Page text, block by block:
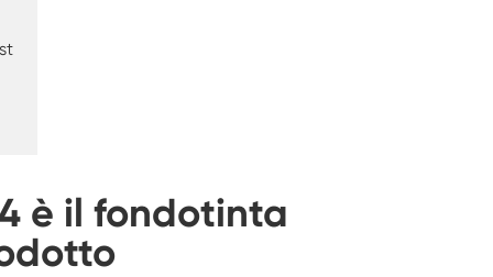
LV124 K-12 apparecchiature per Test di
temperatura e spruzzi d'acqua
è il fondotinta